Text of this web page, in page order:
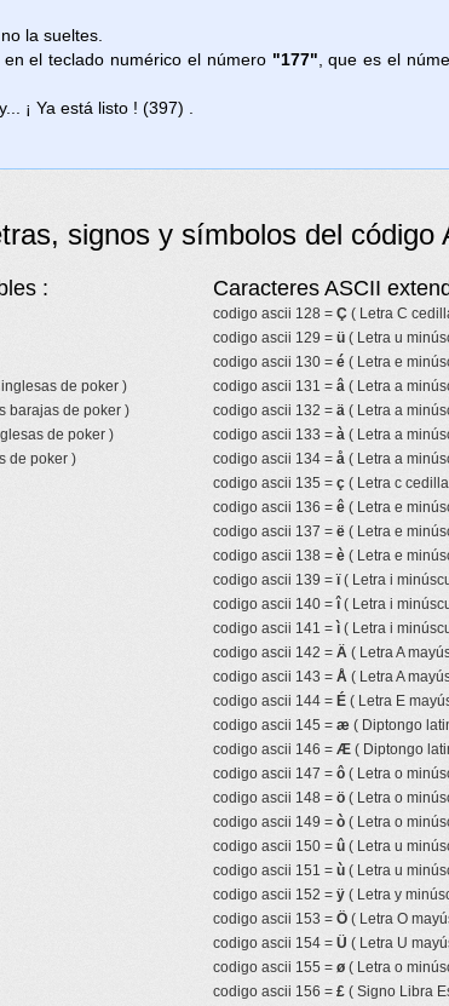
la sueltes.
en el teclado numérico el número "177" , que es el
y... ¡ Ya está listo ! (397) .
signos y símbolos del código
:
de poker )
barajas de poker )
de poker )
de poker )
Caracteres ASCII
codigo ascii 128 = Ç ( Letra C
codigo ascii 129 = ü ( Letra u
codigo ascii 130 = é ( Letra e
codigo ascii 131 = â ( Letra a
codigo ascii 132 = ä ( Letra a
codigo ascii 133 = à ( Letra a
codigo ascii 134 = å ( Letra a
codigo ascii 135 = ç ( Letra c
codigo ascii 136 = ê ( Letra e
codigo ascii 137 = ë ( Letra e
codigo ascii 138 = è ( Letra e
codigo ascii 139 =ï( Letra i
codigo ascii 140 =î( Letra i
codigo ascii 141 = ì ( Letra i
codigo ascii 142 = Ä ( Letra A
codigo ascii 143 = Å ( Letra A
codigo ascii 144 = É ( Letra E
codigo ascii 145 = æ ( Diptongo
codigo ascii 146 = Æ ( Diptongo
codigo ascii 147 = ô ( Letra o
codigo ascii 148 = ö ( Letra o
codigo ascii 149 = ò ( Letra o
codigo ascii 150 = û ( Letra u
codigo ascii 151 = ù ( Letra u
codigo ascii 152 = ÿ ( Letra y
codigo ascii 153 = Ö ( Letra O
codigo ascii 154 = Ü ( Letra U
codigo ascii 155 = ø ( Letra o
codigo ascii 156 = £ ( Signo Libra